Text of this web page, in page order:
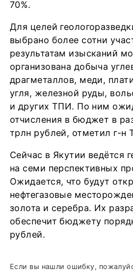
70%.
Для целей
выбрано более сотни
результатам изысканий
организована добыча
драгметаллов, меди,
угля, железной руды,
и других ТПИ. По ним
отчисления в бюджет в
трлн рублей, отметил г-н
Сейчас в Якутии ведётся
на семи перспективных
Ожидается, что будут
нефтегазовые
золота и серебра. Их
обеспечит бюджету
рублей.
Если вы нашли ошибку,